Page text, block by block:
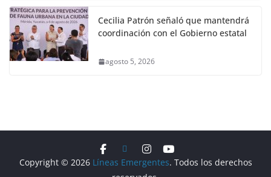
Cecilia Patrón señaló que mantendrá
coordinación con el Gobierno estatal
agosto 5, 2026
Copyright © 2026 Líneas Emergentes. Todos los derechos